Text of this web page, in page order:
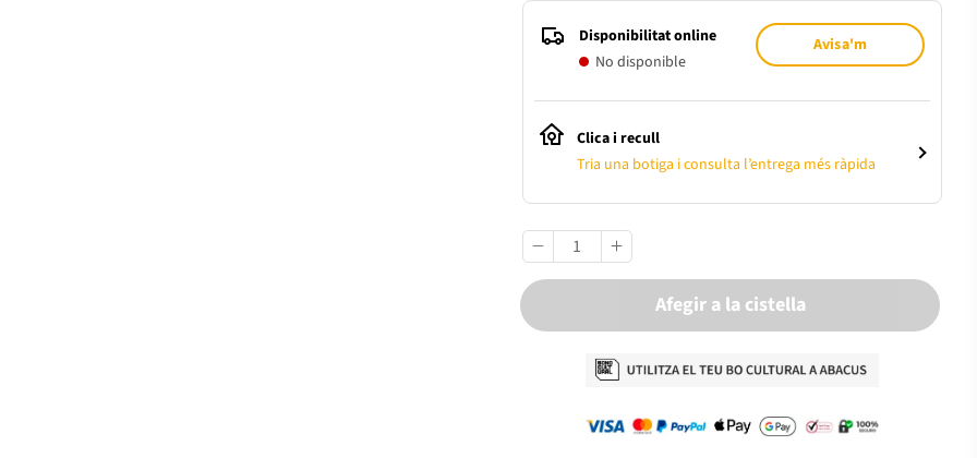
Disponibilitat online
No disponible
Avisa'm
Clica i recull
Tria una botiga i consulta l’entrega més ràpida
Afegir a la cistella